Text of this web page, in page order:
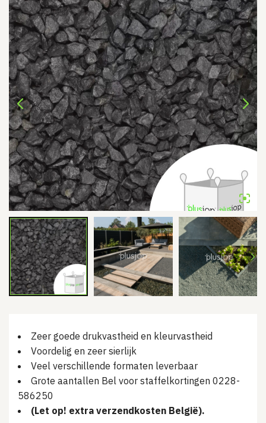
Sale
Zeer goede drukvastheid en kleurvastheid
Voordelig en zeer sierlijk
Veel verschillende formaten leverbaar
Grote aantallen Bel voor staffelkortingen 0228-
586250
(Let op! extra verzendkosten België).